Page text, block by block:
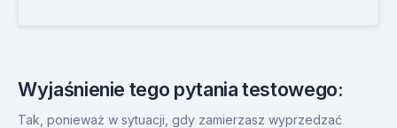
Wyjaśnienie tego pytania testowego:
Tak, ponieważ w sytuacji, gdy zamierzasz wyprzedzać